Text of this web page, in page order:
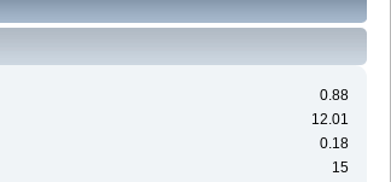
0.88
12.01
0.18
15